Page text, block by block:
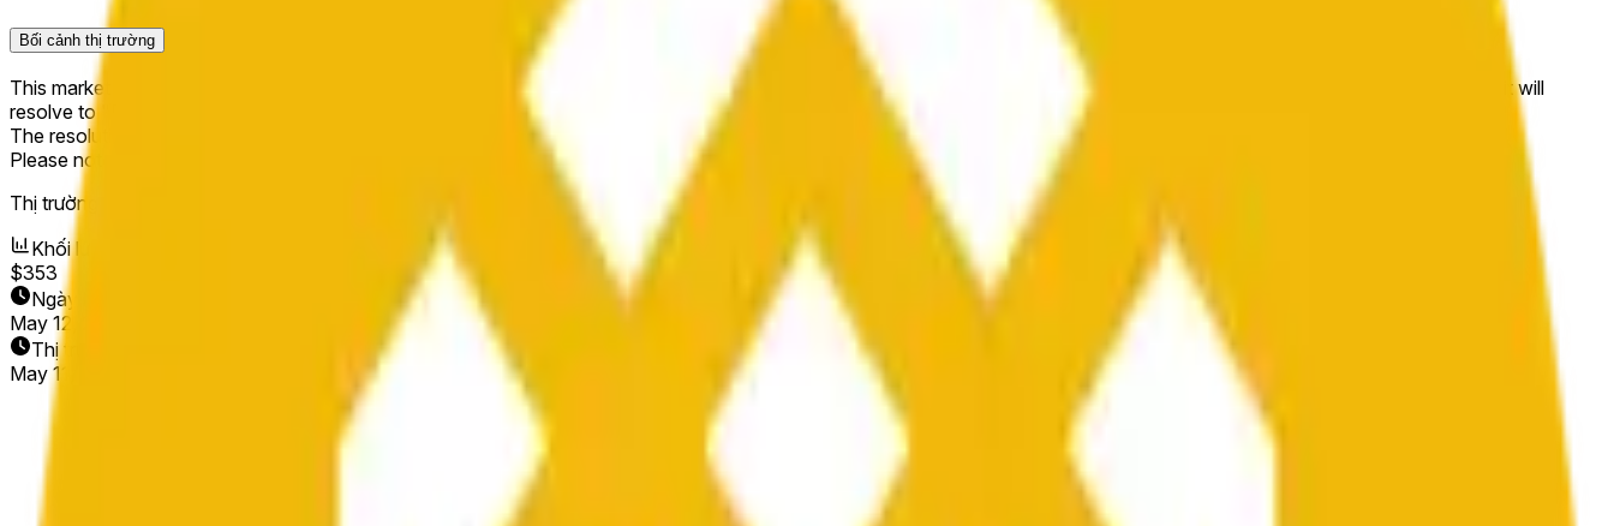
Bối cảnh thị trường
This market will resolve to "Up" if the BNB price at the end of the time range specified in the title is greater than or equal to the price at the beginning of that range. Otherwise, it will
resolve to "Down".
The resolution source for this market is information from Chainlink, specifically the BNB/USD data stream available at
https://data.chain.link/streams/bnb-usd
Please note that this market is about the price according to Chainlink data stream BNB/USD, not according to other sources or spot markets.
Thị trường mở:
Khối lượng
$353
Ngày kết thúc
May 12, 2026
Thị trường mở
May 11, 2026, 2:20 AM ET